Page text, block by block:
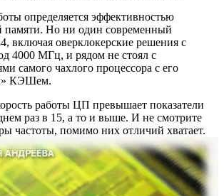
определяется эффективностью
памяти. Но ни один современный
включая оверклокерские решения с
4000 МГц, и рядом не стоял с
самого чахлого процессора с его
КЭШем.
работы ЦП превышает показатели
раз в 15, а то и выше. И не смотрите
частоты, помимо них отличий хватает.